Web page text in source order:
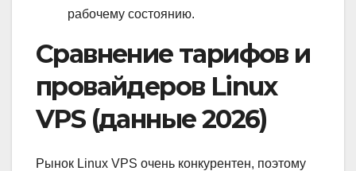
рабочему состоянию.
Сравнение тарифов и
провайдеров Linux
VPS (данные 2026)
Рынок Linux VPS очень конкурентен, поэтому